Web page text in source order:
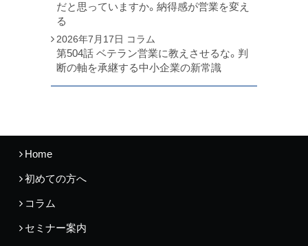
だと思っていますか。納得感が営業を変え
る
2026年7月17日 コラム
第504話 ベテラン営業に教えさせるな。判
断の軸を承継する中小企業の新常識
Home
初めての方へ
コラム
セミナー案内